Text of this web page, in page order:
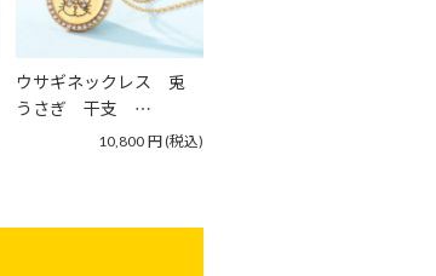
ウサギネックレス 兎
うさぎ 干支 …
10,800円(税込)